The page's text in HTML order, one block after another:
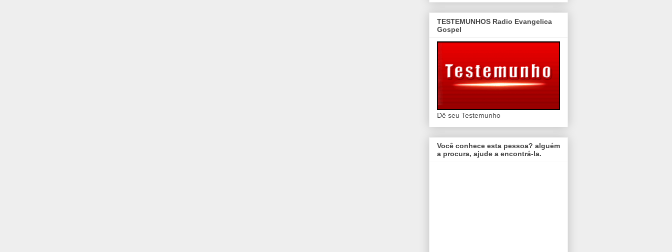
TESTEMUNHOS Radio Evangelica
Gospel
Dê seu Testemunho
Você conhece esta pessoa? alguém
a procura, ajude a encontrá-la.